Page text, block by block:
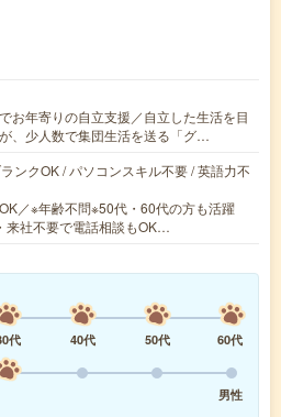
お年寄りの自立支援／自立した生活を目
、少人数で集団生活を送る「グ…
ンクOK / パソコンスキル不要 / 英語力不
／※年齢不問※50代・60代の方も活躍
来社不要で電話相談もOK…
代 40代 50代
60代
男性